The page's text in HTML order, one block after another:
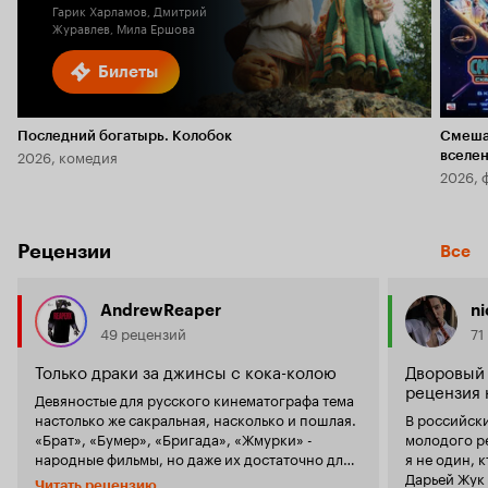
Билеты
Гарик Харламов, Дмитрий
Журавлев, Мила Ершова
Последний богатырь. Колобок
2026, комедия
2026,
Рецензии Все
AndrewReaper
49 рецензий
Только драки за джинсы с кока-колою
Девяностые для русского кинематографа тема
настолько же сакральная, насколько и пошлая.
«Брат», «Бумер», «Бригада», «Жмурки» -
народные фильмы, но даже их достаточно для
получения исчерпывающего портрета лихой
рецензия
В
молодого
я не один,
Дарьей